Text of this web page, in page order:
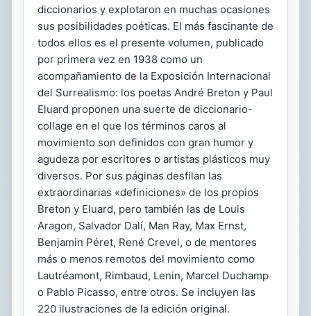
diccionarios y explotaron en muchas ocasiones
sus posibilidades poéticas. El más fascinante de
todos ellos es el presente volumen, publicado
por primera vez en 1938 como un
acompañamiento de la Exposición Internacional
del Surrealismo: los poetas André Breton y Paul
Eluard proponen una suerte de diccionario-
collage en el que los términos caros al
movimiento son definidos con gran humor y
agudeza por escritores o artistas plásticos muy
diversos. Por sus páginas desfilan las
extraordinarias «definiciones» de los propios
Breton y Eluard, pero también las de Louis
Aragon, Salvador Dalí, Man Ray, Max Ernst,
Benjamin Péret, René Crevel, o de mentores
más o menos remotos del movimiento como
Lautréamont, Rimbaud, Lenin, Marcel Duchamp
o Pablo Picasso, entre otros. Se incluyen las
220 ilustraciones de la edición original.